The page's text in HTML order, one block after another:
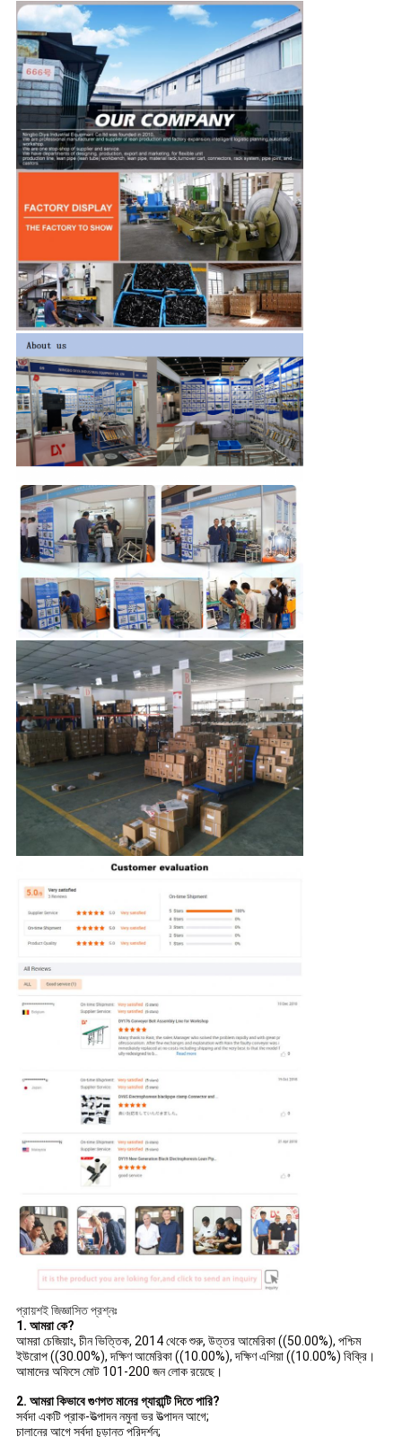
প্রায়শই জিজ্ঞাসিত প্রশ্নঃ
1. আমরা কে?
আমরা চেজিয়াং, চীন ভিত্তিক, 2014 থেকে শুরু, উত্তর আমেরিকা ((50.00%), পশ্চিম
ইউরোপ ((30.00%), দক্ষিণ আমেরিকা ((10.00%), দক্ষিণ এশিয়া ((10.00%) বিক্রি।
আমাদের অফিসে মোট 101-200 জন লোক রয়েছে।
2. আমরা কিভাবে গুণগত মানের গ্যারান্টি দিতে পারি?
সর্বদা একটি প্রাক-উত্পাদন নমুনা ভর উত্পাদন আগে;
চালানের আগে সর্বদা চূড়ান্ত পরিদর্শন;